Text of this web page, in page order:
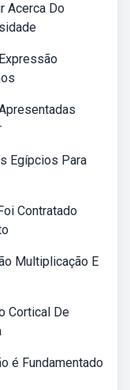
Acerca Do
Egípcios Para
Contratado
Multiplicação E
Cortical De
é Fundamentado